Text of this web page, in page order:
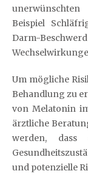
Beispiel
Darm-
Um mögliche
Behandlung zu
von Melatonin
ärztliche
werden, dass
und potenzielle